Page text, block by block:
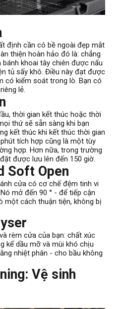
định cần có bề ngoài đẹp mắt
thiện hoàn hảo đó là: chẳng
khoai tây chiên được nấu
tủ sấy khô. Điều này đạt được
có kiểm soát trong lò. Bạn có
lẻ.
thời gian kết thúc hoặc thời
thứ sẽ sẵn sàng khi bạn
kết thúc khi kết thúc thời gian
tích hợp cũng là một tùy
hợp. Hơn nữa, trong trường
được lưu lên đến 150 giờ.
Soft Open
cửa có cơ chế đệm tinh vi
mở đến 90 ° - để tiếp cận
một cách thuận tiện, không bị
rèm cửa của bạn: chất xúc
kể dầu mỡ và mùi khó chịu
nhiệt phân - cho bầu không
Vệ sinh